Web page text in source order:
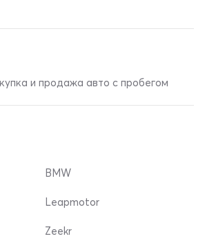
и продажа авто с пробегом
BMW
Leapmotor
Zeekr